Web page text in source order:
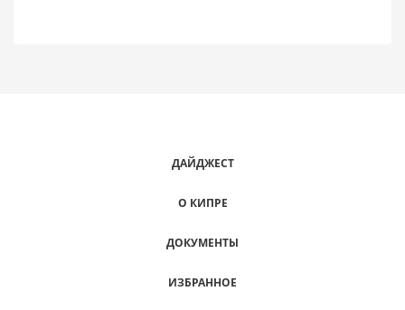
ДАЙДЖЕСТ
О КИПРЕ
ДОКУМЕНТЫ
ИЗБРАННОЕ